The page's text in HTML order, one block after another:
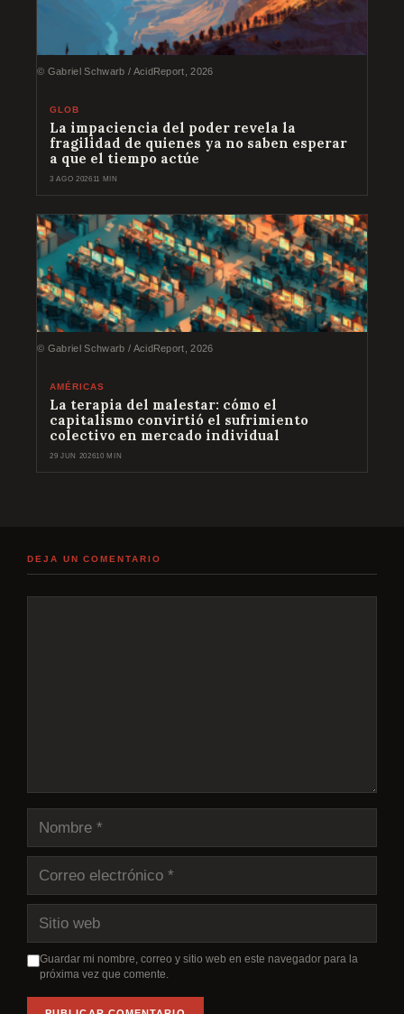
© Gabriel Schwarb / AcidReport, 2026
GLOB
La impaciencia del poder revela la
fragilidad de quienes ya no saben esperar
a que el tiempo actúe
3 AGO 2026 11 MIN
© Gabriel Schwarb / AcidReport, 2026
AMÉRICAS
La terapia del malestar: cómo el
capitalismo convirtió el sufrimiento
colectivo en mercado individual
29 JUN 202610 MIN
DEJA UN COMENTARIO
Nombre
Correo
Sitio
Guardar mi nombre, correo y sitio web en este navegador para la
próxima vez que comente.